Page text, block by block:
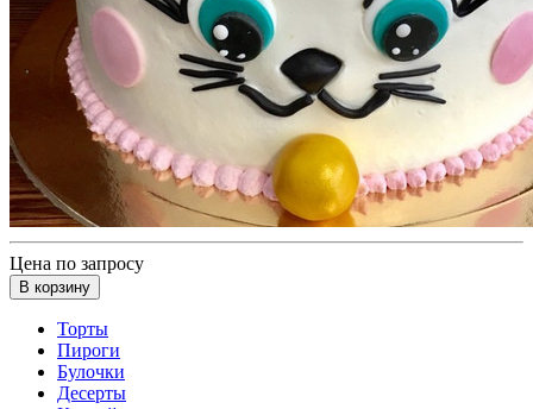
Цена по запросу
В корзину
Торты
Пироги
Булочки
Десерты